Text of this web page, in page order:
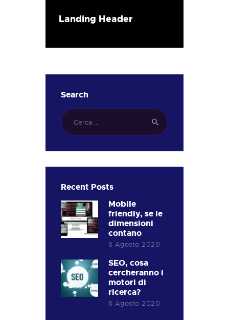
Landing Header
Search
Ricerca
per:
Recent Posts
Mobile
friendly, se le
dimensioni
contano
6 Agosto 2020
SEO, cosa
cercheranno i
motori di
ricerca?
6 Agosto 2020